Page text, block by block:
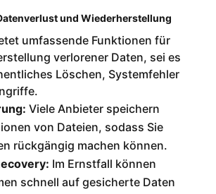
und Wiederherstellung
umfassende Funktionen für
verlorener Daten, sei es
Löschen, Systemfehler
Viele Anbieter speichern
von Dateien, sodass Sie
rückgängig machen können.
Im Ernstfall können
schnell auf gesicherte Daten